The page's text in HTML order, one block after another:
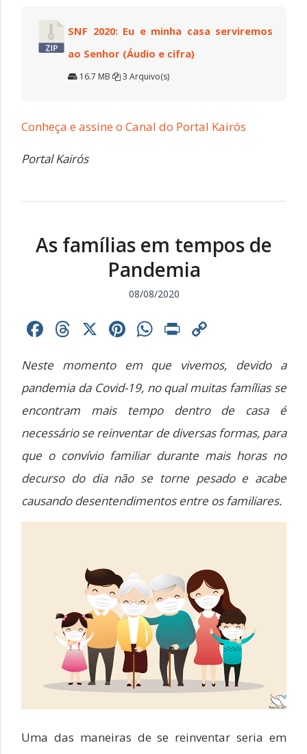
SNF 2020: Eu e minha casa serviremos
ao Senhor (Áudio e cifra)
16.7 MB 3 Arquivo(s)
Conheça e assine o Canal do Portal Kairós
Portal Kairós
As famílias em tempos de
Pandemia
08/08/2020
Facebook
Threads
X Pinterest
WhatsApp
Print
Neste momento em que vivemos, devido a
pandemia da Covid-19, no qual muitas famílias se
encontram mais tempo dentro de casa é
necessário se reinventar de diversas formas, para
que o convívio familiar durante mais horas no
decurso do dia não se torne pesado e acabe
causando desentendimentos entre os familiares.
Uma das maneiras de se reinventar seria em